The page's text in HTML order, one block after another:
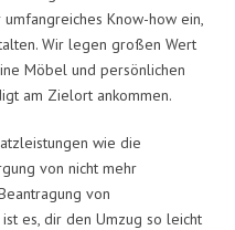
Know-how ein,
Wir legen großen Wert
Möbel und persönlichen
am Zielort ankommen.
wie die
von nicht mehr
von
es, dir den Umzug so leicht